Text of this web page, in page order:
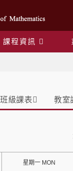
課程資訊
班級課表 教室
星期一 MON